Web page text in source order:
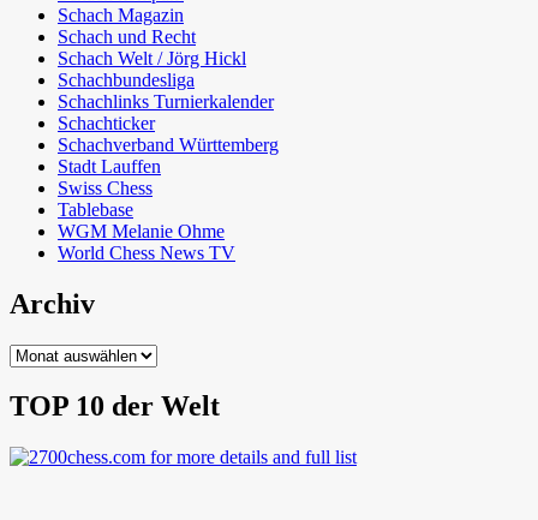
Schach Magazin
Schach und Recht
Schach Welt / Jörg Hickl
Schachbundesliga
Schachlinks Turnierkalender
Schachticker
Schachverband Württemberg
Stadt Lauffen
Swiss Chess
Tablebase
WGM Melanie Ohme
World Chess News TV
Archiv
Archiv
TOP 10 der Welt